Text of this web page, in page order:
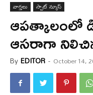
వార్త‌లు స్పాట్ న్యూస్
ఆప‌త్కాలంలో
ఆస‌రాగా నిలిచిన
ByEDITOR - October 14,